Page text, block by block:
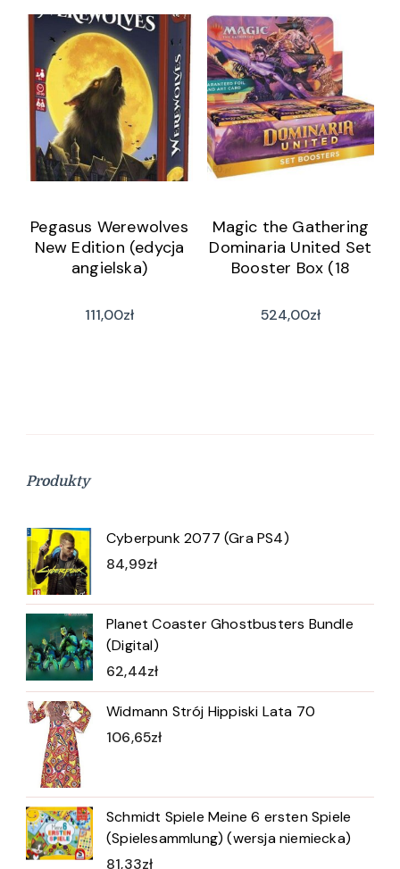
Pegasus Werewolves
New Edition (edycja
angielska)
111,00zł
Magic the Gathering
Dominaria United Set
Booster Box (18
524,00zł
Produkty
Cyberpunk 2077 (Gra PS4)
84,99zł
Planet Coaster Ghostbusters Bundle
(Digital)
62,44zł
Widmann Strój Hippiski Lata 70
106,65zł
Schmidt Spiele Meine 6 ersten Spiele
(Spielesammlung) (wersja niemiecka)
81,33zł